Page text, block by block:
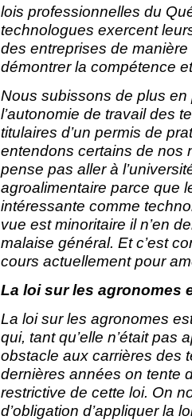
lois professionnelles du
technologues exercent
des entreprises de
démontrer la compétence
Nous subissons de plus
l’autonomie de travail des
titulaires d’un permis de
entendons certains de nos
pense pas aller à
agroalimentaire parce que
intéressante comme
vue est minoritaire il n’en
malaise général. Et c’est
cours actuellement pour
La loi sur les agronomes
La loi sur les agronomes
qui, tant qu’elle n’était pas
obstacle aux carrières des
dernières années on tente
restrictive de cette loi. On
d’obligation d’appliquer la